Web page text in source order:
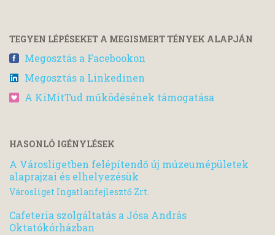
TEGYEN LÉPÉSEKET A MEGISMERT TÉNYEK ALAPJÁN
Megosztás a Facebookon
Megosztás a Linkedinen
A KiMitTud működésének támogatása
HASONLÓ IGÉNYLÉSEK
A Városligetben felépítendő új múzeumépületek
alaprajzai és elhelyezésük
Városliget Ingatlanfejlesztő Zrt.
Cafeteria szolgáltatás a Jósa András
Oktatókórházban